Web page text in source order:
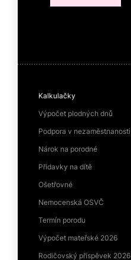
Kalkulačky
Výpočet plodných dnů
Podpora v nezaměstnanosti
Nárok na porodné
Přídavky na dítě
Ošetřovné
Nemocenská OSVČ
Termín porodu
Výpočet mateřské 2026
Rodičovský příspěvek 2026